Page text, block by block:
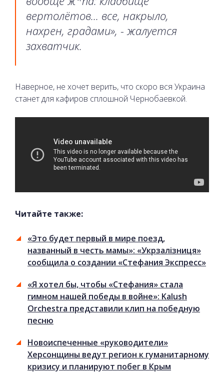
вертолётов... все, накрыло,
нахрен, градами», - жалуется
захватчик.
Наверное, не хочет верить, что скоро вся Украина
станет для кафиров сплошной Чернобаевкой.
Читайте также:
«Это будет первый в мире поезд,
названный в честь мамы»: «Укрзалізниця»
сообщила о создании «Стефания Экспресс»
«Я хотел бы, чтобы «Стефания» стала
гимном нашей победы в войне»: Kalush
Orchestra представили клип на победную
песню
Новоиспеченные «руководители»
Херсонщины ведут регион к гуманитарному
кризису и планируют побег в Крым